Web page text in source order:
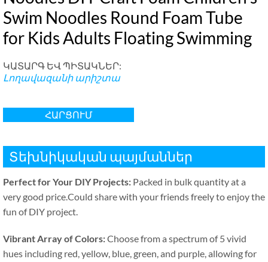
Swim Noodles Round Foam Tube
for Kids Adults Floating Swimming
ԿԱՏԱՐԳ ԵՎ ՊԻՏԱԿՆԵՐ:
Լողավազանի արիշտա
ՀԱՐՑՈՒՄ
Տեխնիկական պայմաններ
Perfect for Your DIY Projects: Packed in bulk quantity at a
very good price.Could share with your friends freely to enjoy the
fun of DIY project.
Vibrant Array of Colors:Choose from a spectrum of5vivid
hues including red,yellow, blue, green,and purple,allowing for